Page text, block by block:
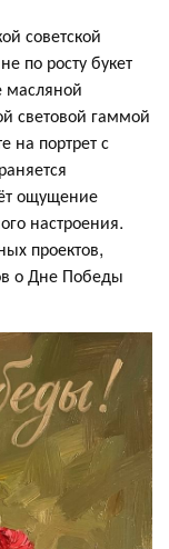
советской
по росту букет
масляной
световой гаммой
на портрет с
ощущение
настроения.
проектов,
о Дне Победы